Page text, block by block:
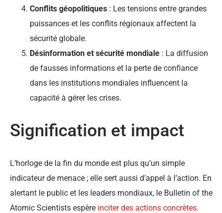
Conflits géopolitiques : Les tensions entre grandes
puissances et les conflits régionaux affectent la
sécurité globale.
Désinformation et sécurité mondiale : La diffusion
de fausses informations et la perte de confiance
dans les institutions mondiales influencent la
capacité à gérer les crises.
Signification et impact
L’horloge de la fin du monde est plus qu’un simple
indicateur de menace ; elle sert aussi d’appel à l’action. En
alertant le public et les leaders mondiaux, le Bulletin of the
Atomic Scientists espère inciter des actions concrètes.